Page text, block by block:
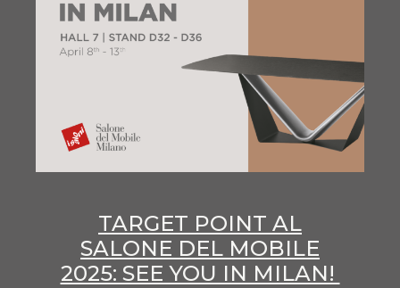
TARGET POINT AL
SALONE DEL MOBILE
2025: SEE YOU IN MILAN!